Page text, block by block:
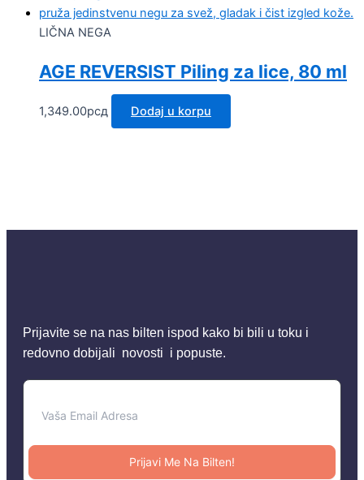
LIČNA NEGA
AGE REVERSIST Piling za lice, 80 ml
1,349.00рсд Dodaj u korpu
Prijavite se na nas bilten ispod kako bi bili u toku i
redovno dobijali novosti i popuste.
Prijavi Me Na Bilten!